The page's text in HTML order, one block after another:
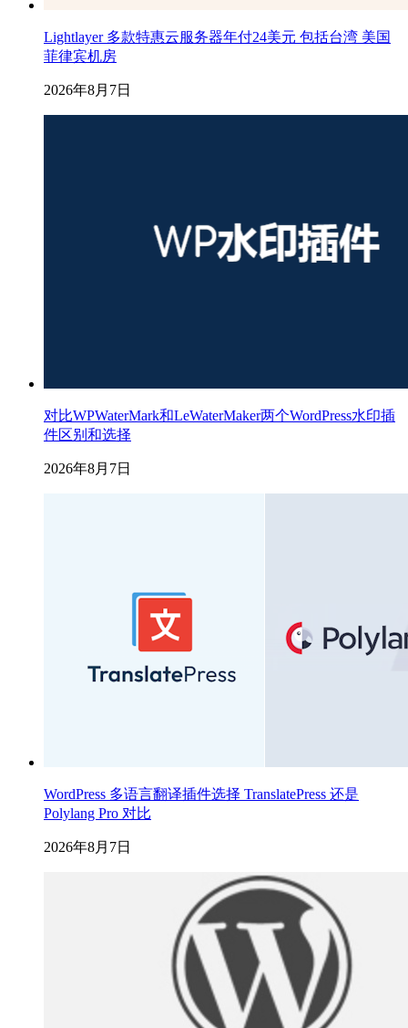
Lightlayer 多款特惠云服务器年付24美元 包括台湾 美国
菲律宾机房
2026年8月7日
对比WPWaterMark和LeWaterMaker两个WordPress水印插
件区别和选择
2026年8月7日
WordPress 多语言翻译插件选择 TranslatePress 还是
Polylang Pro 对比
2026年8月7日